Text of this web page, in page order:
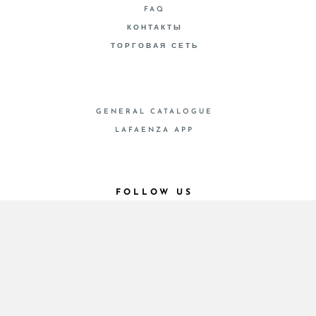
FAQ
КОНТАКТЫ
ТОРГОВАЯ СЕТЬ
GENERAL CATALOGUE
LAFAENZA APP
FOLLOW US